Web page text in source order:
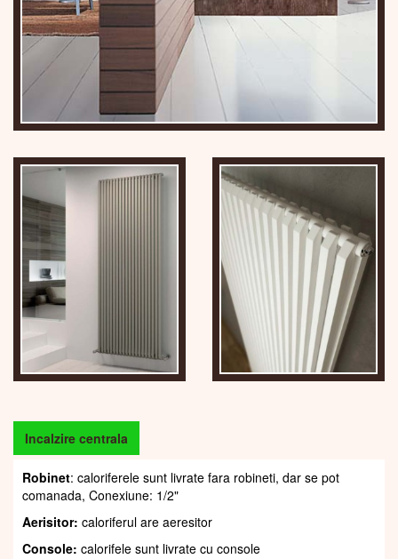
Incalzire centrala
Robinet: caloriferele sunt livrate fara robineti, dar se pot
comanada, Conexiune: 1/2"
Aerisitor: caloriferul are aeresitor
Console: calorifele sunt livrate cu console